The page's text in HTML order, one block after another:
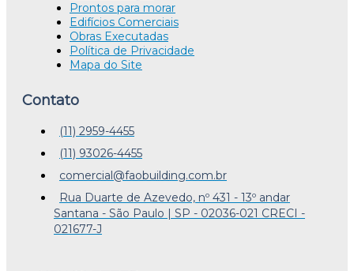
Prontos para morar
Edifícios Comerciais
Obras Executadas
Política de Privacidade
Mapa do Site
Contato
(11) 2959-4455
(11) 93026-4455
comercial@faobuilding.com.br
Rua Duarte de Azevedo, nº 431 - 13º andar
Santana - São Paulo | SP - 02036-021 CRECI -
021677-J